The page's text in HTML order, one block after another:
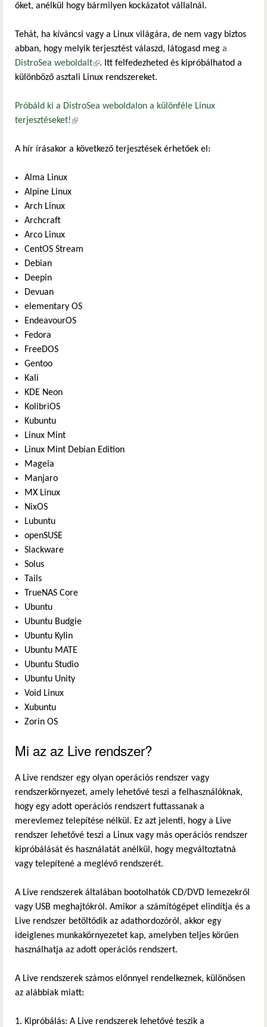
őket, anélkül hogy bármilyen kockázatot vállalnál.
Tehát, ha kíváncsi vagy a Linux világára, de nem vagy biztos
abban, hogy melyik terjesztést válaszd, látogasd meg a
DistroSea weboldalt(külső hivatkozás)
. Itt felfedezheted és kipróbálhatod a
különböző asztali Linux rendszereket.
Próbáld ki a DistroSea weboldalon a különféle Linux
terjesztéseket!(külső hivatkozás)
A hír írásakor a következő terjesztések érhetőek el:
Alma Linux
Alpine Linux
Arch Linux
Archcraft
Arco Linux
CentOS Stream
Debian
Deepin
Devuan
elementary OS
EndeavourOS
Fedora
FreeDOS
Gentoo
Kali
KDE Neon
KolibriOS
Kubuntu
Linux Mint
Linux Mint Debian Edition
Mageia
Manjaro
MX Linux
NixOS
Lubuntu
openSUSE
Slackware
Solus
Tails
TrueNAS Core
Ubuntu
Ubuntu Budgie
Ubuntu Kylin
Ubuntu MATE
Ubuntu Studio
Ubuntu Unity
Void Linux
Xubuntu
Zorin OS
Mi az az Live rendszer?
A Live rendszer egy olyan operációs rendszer vagy
rendszerkörnyezet, amely lehetővé teszi a felhasználóknak,
hogy egy adott operációs rendszert futtassanak a
merevlemez telepítése nélkül. Ez azt jelenti, hogy a Live
rendszer lehetővé teszi a Linux vagy más operációs rendszer
kipróbálását és használatát anélkül, hogy megváltoztatná
vagy telepítené a meglévő rendszerét.
A Live rendszerek általában bootolhatók CD/DVD lemezekről
vagy USB meghajtókról. Amikor a számítógépet elindítja és a
Live rendszer betöltődik az adathordozóról, akkor egy
ideiglenes munkakörnyezetet kap, amelyben teljes körűen
használhatja az adott operációs rendszert.
A Live rendszerek számos előnnyel rendelkeznek, különösen
az alábbiak miatt:
Kipróbálás: A Live rendszerek lehetővé teszik a